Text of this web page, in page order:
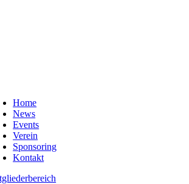
Home
News
Events
Verein
Sponsoring
Kontakt